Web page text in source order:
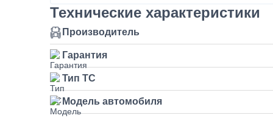
Технические характеристики
Производитель
Гарантия
Тип ТС
Модель автомобиля